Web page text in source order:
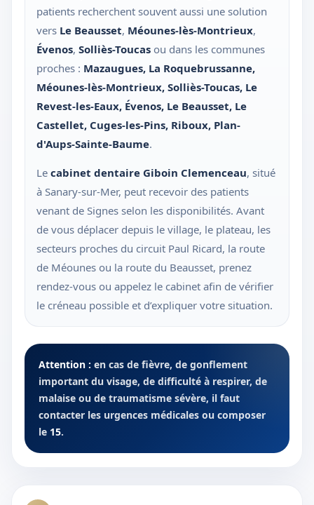
patients recherchent souvent aussi une solution
vers Le Beausset, Méounes-lès-Montrieux,
Évenos, Solliès-Toucas ou dans les communes
proches : Mazaugues, La Roquebrussanne,
Méounes-lès-Montrieux, Solliès-Toucas, Le
Revest-les-Eaux, Évenos, Le Beausset, Le
Castellet, Cuges-les-Pins, Riboux, Plan-
d'Aups-Sainte-Baume.
Le cabinet dentaire Giboin Clemenceau, situé
à Sanary-sur-Mer, peut recevoir des patients
venant de Signes selon les disponibilités. Avant
de vous déplacer depuis le village, le plateau, les
secteurs proches du circuit Paul Ricard, la route
de Méounes ou la route du Beausset, prenez
rendez-vous ou appelez le cabinet afin de vérifier
le créneau possible et d’expliquer votre situation.
Attention : en cas de fièvre, de gonflement
important du visage, de difficulté à respirer, de
malaise ou de traumatisme sévère, il faut
contacter les urgences médicales ou composer
le 15.